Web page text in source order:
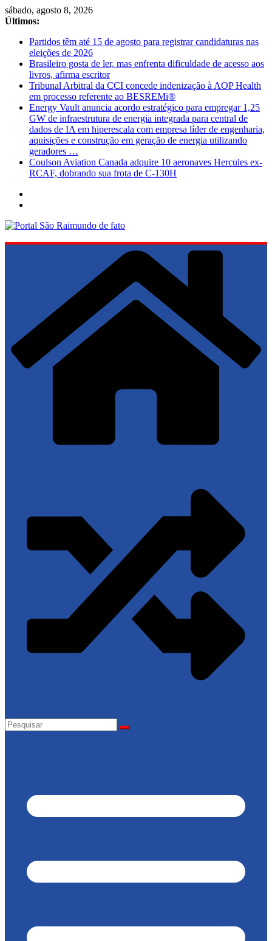
Pular
para
conteúdo
sábado, agosto 8, 2026
Últimos:
Partidos têm até 15 de agosto para registrar candidaturas nas
eleições de 2026
Brasileiro gosta de ler, mas enfrenta dificuldade de acesso aos
livros, afirma escritor
Tribunal Arbitral da CCI concede indenização à AOP Health
em processo referente ao BESREMi®
Energy Vault anuncia acordo estratégico para empregar 1,25
GW de infraestrutura de energia integrada para central de
dados de IA em hiperescala com empresa líder de engenharia,
aquisições e construção em geração de energia utilizando
geradores …
Coulson Aviation Canada adquire 10 aeronaves Hercules ex-
RCAF, dobrando sua frota de C-130H